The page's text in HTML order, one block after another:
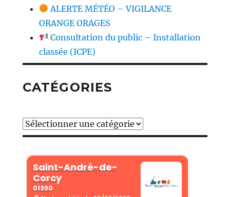
ALERTE MÉTÉO – VIGILANCE
ORANGE ORAGES
Consultation du public – Installation
classée (ICPE)
CATÉGORIES
Catégories